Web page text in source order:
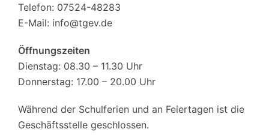
Telefon: 07524-48283
E-Mail: info@tgev.de
Öffnungszeiten
Dienstag: 08.30 – 11.30 Uhr
Donnerstag: 17.00 – 20.00 Uhr
Während der Schulferien und an Feiertagen ist die
Geschäftsstelle geschlossen.